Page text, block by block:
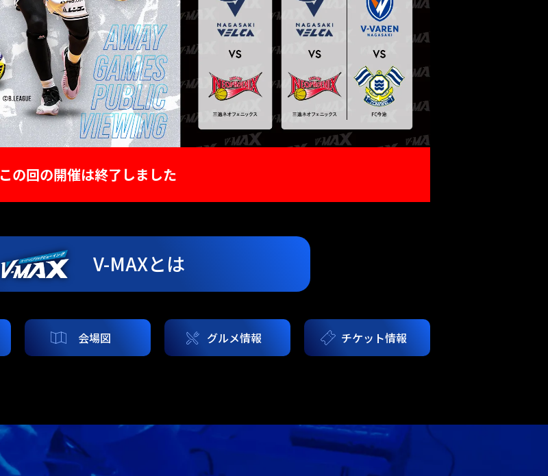
この回の開催は終了しました
V-MAXとは
会場図 グルメ情報 チケット情報